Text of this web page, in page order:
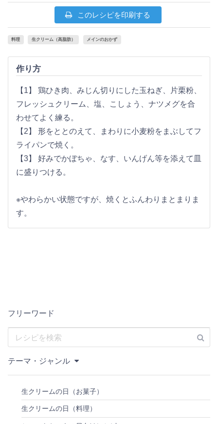
このレシピを印刷する
料理 生クリーム（高脂肪） メインのおかず
作り方
【1】 鶏ひき肉、みじん切りにした玉ねぎ、片栗粉、
フレッシュクリーム、塩、こしょう、ナツメグを合
わせてよく練る。
【2】 形をととのえて、まわりに小麦粉をまぶしてフ
ライパンで焼く。
【3】 好みでかぼちゃ、なす、いんげん等を添えて皿
に盛りつける。
※やわらかい状態ですが、焼くとふんわりまとまりま
す。
フリーワード
テーマ・ジャンル
生クリームの日（お菓子）
生クリームの日（料理）